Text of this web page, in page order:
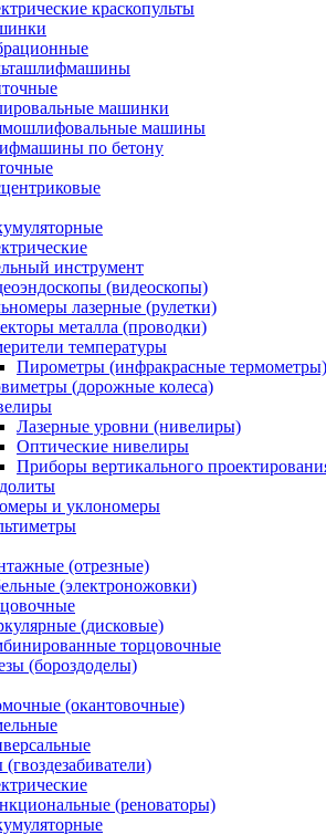
краскопульты
машинки
машины
по бетону
инструмент
(видеоскопы)
лазерные (рулетки)
металла (проводки)
температуры
Пирометры (инфракрасные термометры)
(дорожные колеса)
Лазерные уровни (нивелиры)
Оптические нивелиры
Приборы вертикального
и уклономеры
(отрезные)
(электроножовки)
(дисковые)
торцовочные
(бороздоделы)
(окантовочные)
(реноваторы)